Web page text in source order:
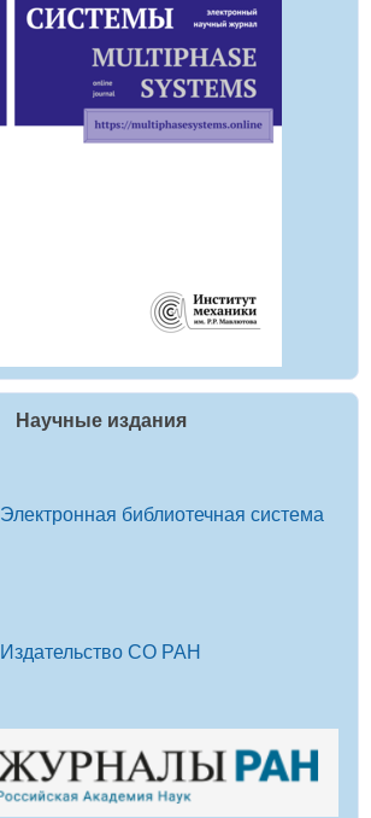
Научные издания
Электронная библиотечная система
Издательство СО РАН